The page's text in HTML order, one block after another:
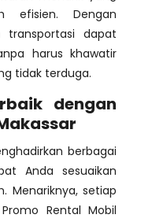
efisien. Dengan
transportasi dapat
harus khawatir
tidak terduga.
dengan
berbagai
Anda sesuaikan
Menariknya, setiap
Rental Mobil